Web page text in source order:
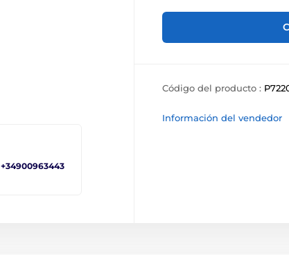
+34900963443
Código del producto :
Información del vendedor